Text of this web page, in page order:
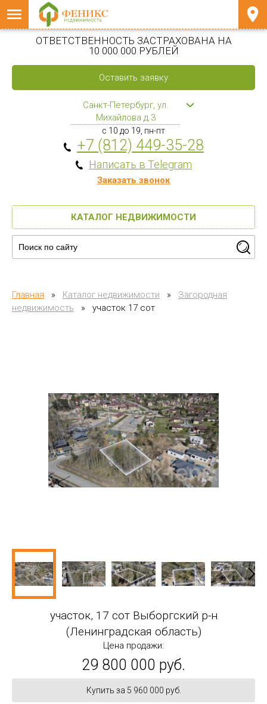
ОТВЕТСТВЕННОСТЬ ЗАСТРАХОВАНА НА
10 000 000 РУБЛЕЙ
Оставить заявку
Санкт-Петербург, ул.
Михайлова д.3
с 10 до 19, пн-пт
+7 (812) 449-35-28
Написать в Telegram
Заказать звонок
КАТАЛОГ НЕДВИЖИМОСТИ
Главная » Каталог недвижимости »
Загородная
недвижимость
» участок 17 сот
участок, 17 сот Выборгский р-н
(Ленинградская область)
Цена продажи:
29 800 000 руб.
Купить за 5 960 000 руб.